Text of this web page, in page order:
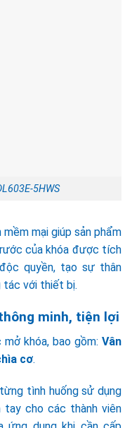
5HWS
mại giúp sản phẩm
của khóa được tích
quyền, tạo sự thân
tác với thiết bị.
minh, tiện lợi
khóa, bao gồm: Vân
cơ.
tình huống sử dụng
tay cho các thành viên